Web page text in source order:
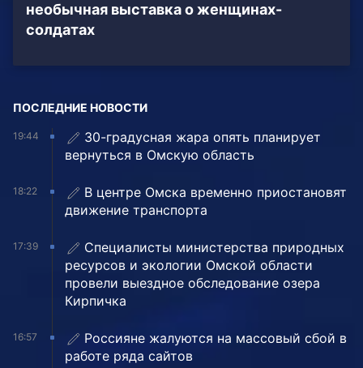
необычная выставка о женщинах-
солдатах
ПОСЛЕДНИЕ НОВОСТИ
19:44
30-градусная жара опять планирует
вернуться в Омскую область
18:22
В центре Омска временно приостановят
движение транспорта
17:39
Специалисты министерства природных
ресурсов и экологии Омской области
провели выездное обследование озера
Кирпичка
16:57
Россияне жалуются на массовый сбой в
работе ряда сайтов